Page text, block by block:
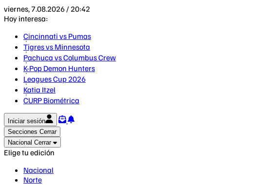
viernes, 7.08.2026 / 20:42
Hoy interesa:
Cincinnati vs Pumas
Tigres vs Minnesota
Pachuca vs Columbus Crew
K-Pop Demon Hunters
Leagues Cup 2026
Katia Itzel
CURP Biométrica
Iniciar sesión
Secciones Cerrar
Nacional Cerrar
Elige tu edición
Nacional
Norte